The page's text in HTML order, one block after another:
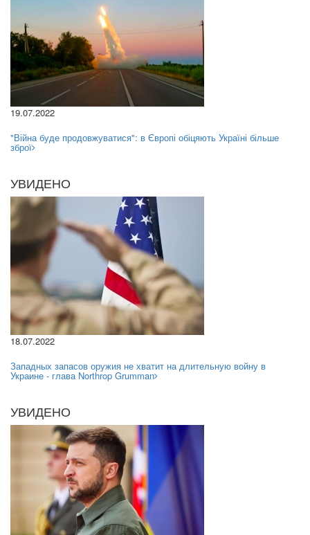
19.07.2022
"Війна буде продовжуватися": в Європі обіцяють Україні більше
зброї
УВИДЕНО
18.07.2022
Западных запасов оружия не хватит на длительную войну в
Украине - глава Northrop Grumman
УВИДЕНО